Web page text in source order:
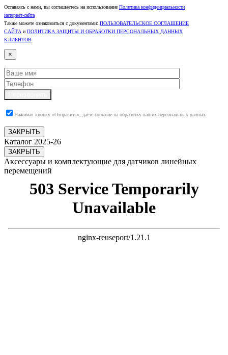
Оставаясь с нами, вы соглашаетесь на использование Политика конфиденциальности
интернет-сайта
Также можете ознакомиться с документами: ПОЛЬЗОВАТЕЛЬСКОЕ СОГЛАШЕНИЕ
САЙТА и ПОЛИТИКА ЗАЩИТЫ И ОБРАБОТКИ ПЕРСОНАЛЬНЫХ ДАННЫХ
КЛИЕНТОВ
×
Нажимая кнопку «Отправить», даёте согласие на обработку ваших персональных данных
ЗАКРЫТЬ
Каталог 2025-26
ЗАКРЫТЬ
Аксессуары и комплектующие для датчиков линейных
перемещений